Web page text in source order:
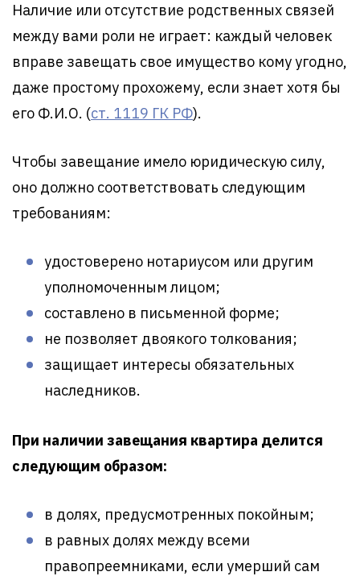
Наличие или отсутствие родственных связей
между вами роли не играет: каждый человек
вправе завещать свое имущество кому угодно,
даже простому прохожему, если знает хотя бы
его Ф.И.О. (ст. 1119 ГК РФ).
Чтобы завещание имело юридическую силу,
оно должно соответствовать следующим
требованиям:
удостоверено нотариусом или другим
уполномоченным лицом;
составлено в письменной форме;
не позволяет двоякого толкования;
защищает интересы обязательных
наследников.
При наличии завещания квартира делится
следующим образом:
в долях, предусмотренных покойным;
в равных долях между всеми
правопреемниками, если умерший сам